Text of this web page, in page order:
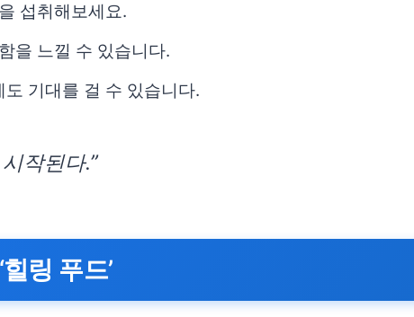
섭취해보세요.
을 느낄 수 있습니다.
기대를 걸 수 있습니다.
작된다.”
링 푸드’